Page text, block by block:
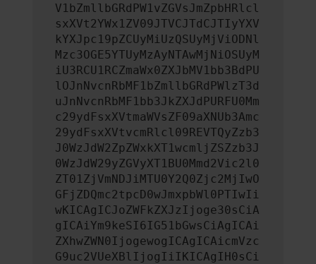
V1bZmllbGRdPW1vZGVsJmZpbHRlcl
sxXVt2YWx1ZV09JTVCJTdCJTIyYXV
kYXJpc19pZCUyMiUzQSUyMjViODNl
Mzc3OGE5YTUyMzAyNTAwMjNiOSUyM
iU3RCU1RCZmaWx0ZXJbMV1bb3BdPU
lOJnNvcnRbMF1bZmllbGRdPWlzT3d
uJnNvcnRbMF1bb3JkZXJdPURFU0Mm
c29ydFsxXVtmaWVsZF09aXNUb3Amc
29ydFsxXVtvcmRlcl09REVTQyZzb3
J0WzJdW2ZpZWxkXT1wcmljZSZzb3J
0WzJdW29yZGVyXT1BU0Mmd2Vic2l0
ZT01ZjVmNDJiMTU0Y2Q0Zjc2MjIwO
GFjZDQmc2tpcD0wJmxpbWl0PTIwIi
wKICAgICJoZWFkZXJzIjoge30sCiA
gICAiYm9keSI6IG51bGwsCiAgICAi
ZXhwZWN0IjogewogICAgICAicmVzc
G9uc2VUeXBlIjogIiIKICAgIH0sCi